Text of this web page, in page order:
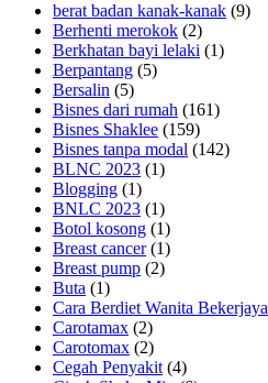
berat badan kanak-kanak (9)
Berhenti merokok (2)
Berkhatan bayi lelaki (1)
Berpantang (5)
Bersalin (5)
Bisnes dari rumah (161)
Bisnes Shaklee (159)
Bisnes tanpa modal (142)
BLNC 2023 (1)
Blogging (1)
BNLC 2023 (1)
Botol kosong (1)
Breast cancer(1)
Breast pump (2)
Buta (1)
Cara Berdiet Wanita Bekerjaya
Carotamax (2)
Carotomax (2)
Cegah Penyakit (4)